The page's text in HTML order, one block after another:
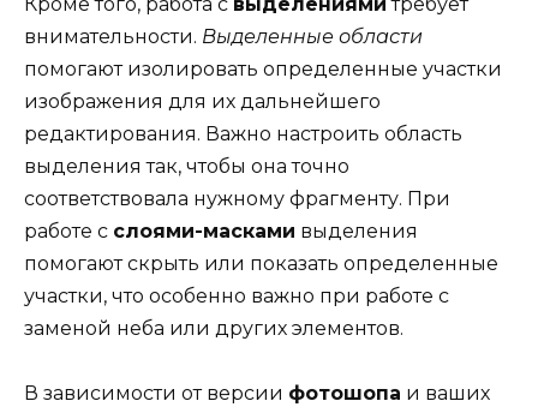
внимательности. Выделенные области
помогают изолировать определенные участки
изображения для их дальнейшего
редактирования. Важно настроить область
выделения так, чтобы она точно
соответствовала нужному фрагменту. При
работе с слоями-масками выделения
помогают скрыть или показать определенные
участки, что особенно важно при работе с
заменой неба или других элементов.
В зависимости от версии фотошопа и ваших